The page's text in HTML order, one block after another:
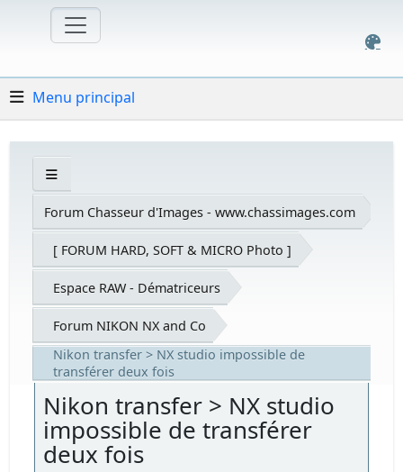
Menu principal
Forum Chasseur d'Images - www.chassimages.com
[ FORUM HARD, SOFT & MICRO Photo ]
Espace RAW - Dématriceurs
Forum NIKON NX and Co
Nikon transfer > NX studio impossible de
transférer deux fois
Nikon transfer > NX studio
impossible de transférer
deux fois